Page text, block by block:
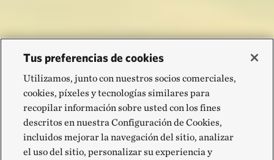
Tus preferencias de cookies
Utilizamos, junto con nuestros socios comerciales,
cookies, píxeles y tecnologías similares para
recopilar información sobre usted con los fines
descritos en nuestra Configuración de Cookies,
incluidos mejorar la navegación del sitio, analizar
el uso del sitio, personalizar su experiencia y